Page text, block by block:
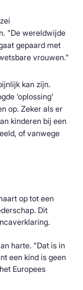
"De wereldwijde
gepaard met
vrouwen."
kan zijn.
‘oplossing’
op. Zeker als er
kinderen bij een
of vanwege
op tot een
Dit
harte. "Dat is in
een kind is geen
Europees